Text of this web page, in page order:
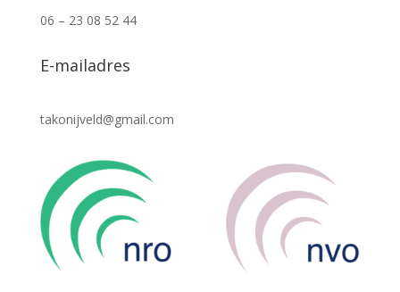
06 – 23 08 52 44
E-mailadres
takonijveld@gmail.com